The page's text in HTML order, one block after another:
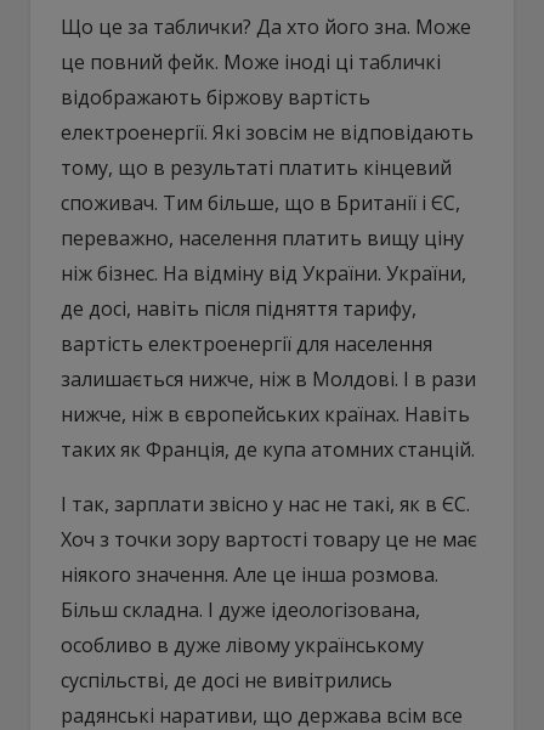
Що це за таблички? Да хто його зна. Може
це повний фейк. Може іноді ці табличкі
відображають біржову вартість
електроенергії. Які зовсім не відповідають
тому, що в результаті платить кінцевий
споживач. Тим більше, що в Британії і ЄС,
переважно, населення платить вищу ціну
ніж бізнес. На відміну від України. України,
де досі, навіть після підняття тарифу,
вартість електроенергії для населення
залишається нижче, ніж в Молдові. І в рази
нижче, ніж в європейських країнах. Навіть
таких як Франція, де купа атомних станцій.
І так, зарплати звісно у нас не такі, як в ЄС.
Хоч з точки зору вартості товару це не має
ніякого значення. Але це інша розмова.
Більш складна. І дуже ідеологізована,
особливо в дуже лівому українському
суспільстві, де досі не вивітрились
радянські наративи, що держава всім все